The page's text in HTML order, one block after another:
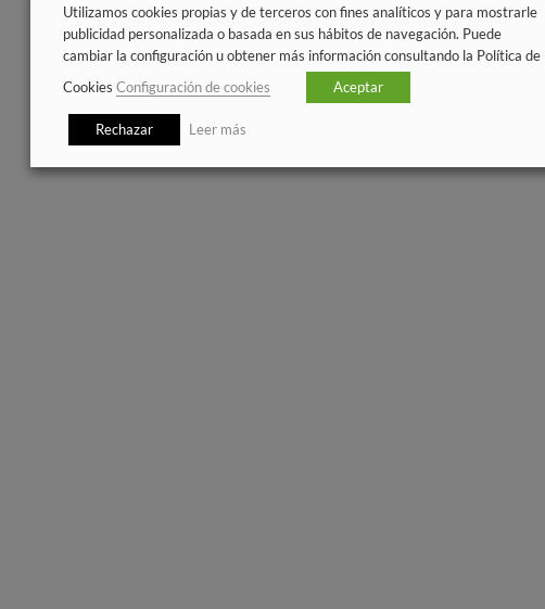
Utilizamos cookies propias y de terceros con fines analíticos y para mostrarle
publicidad personalizada o basada en sus hábitos de navegación. Puede
cambiar la configuración u obtener más información consultando la Política de
Cookies Configuración de cookies Aceptar
Rechazar Leer más